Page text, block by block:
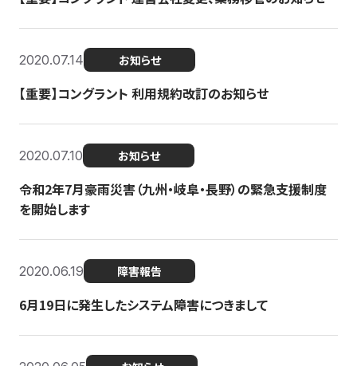
2020.07.14 お知らせ
【重要】コングラント 利用規約改訂のお知らせ
2020.07.10 お知らせ
令和2年7月豪雨災害（九州・岐阜・長野）の緊急支援制度
を開始します
2020.06.19 障害報告
6月19日に発生したシステム障害につきまして